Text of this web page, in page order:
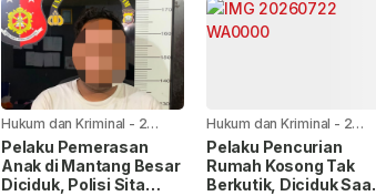
Hukum dan Kriminal - 2
minggu yang lalu
Pelaku Pemerasan
Anak di Mantang Besar
Diciduk, Polisi Sita
Hukum dan Kriminal - 2
minggu yang lalu
Pelaku Pencurian
Rumah Kosong Tak
Berkutik, Diciduk Saat